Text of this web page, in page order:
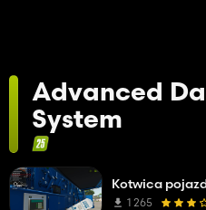
Advanced
System
Kotwica
1 265